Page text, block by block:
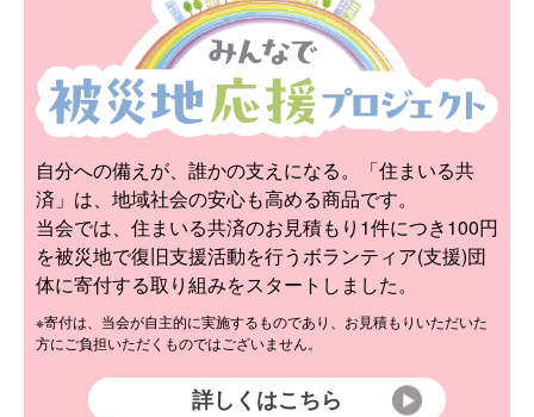
自分への備えが、誰かの支えになる。「住まいる共
済」は、地域社会の安心も高める商品です。
当会では、住まいる共済のお見積もり1件につき100円
を被災地で復旧支援活動を行うボランティア(支援)団
体に寄付する取り組みをスタートしました。
※寄付は、当会が自主的に実施するものであり、お見積もりいただいた
方にご負担いただくものではございません。
詳しくはこちら